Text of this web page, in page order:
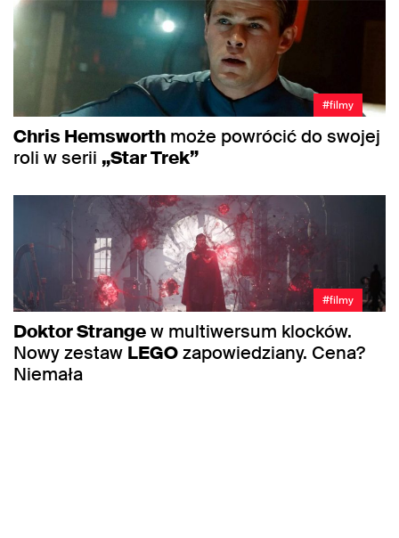
#filmy
Chris Hemsworth może powrócić do swojej
roli w serii „Star Trek”
#filmy
Doktor Strangew multiwersum klocków.
Nowy zestaw LEGOzapowiedziany. Cena?
Niemała